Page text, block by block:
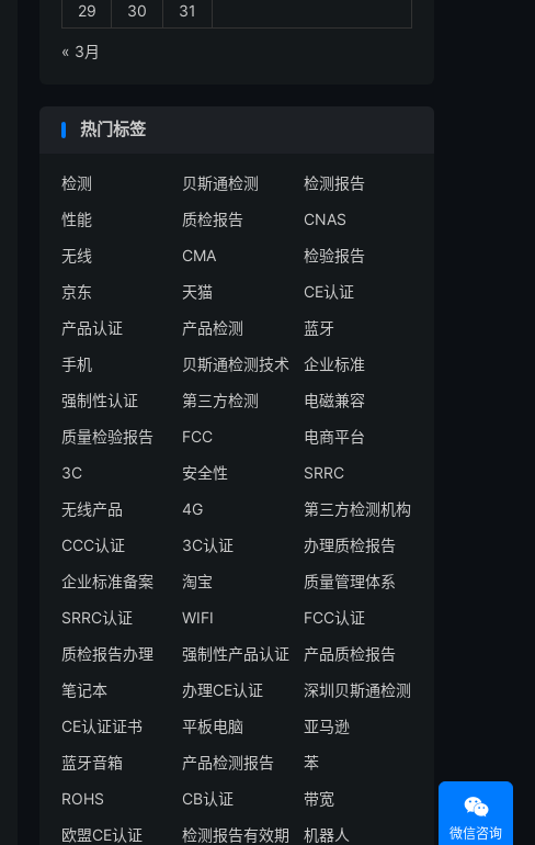
29
30 31
« 3月
热门标签
检测 贝斯通检测
检测报告
性能
质检报告
CNAS
无线
CMA
检验报告
京东
天猫
CE认证
产品认证
产品检测
蓝牙
手机
贝斯通检测技术
企业标准
强制性认证
第三方检测
电磁兼容
质量检验报告
FCC
电商平台
3C
安全性
SRRC
无线产品
4G
第三方检测机构
CCC认证
3C认证
办理质检报告
企业标准备案
淘宝
质量管理体系
SRRC认证
WIFI
FCC认证
质检报告办理
强制性产品认证
产品质检报告
笔记本
办理CE认证
深圳贝斯通检测
CE认证证书
平板电脑
亚马逊
蓝牙音箱
产品检测报告
苯
ROHS
CB认证
带宽
欧盟CE认证
检测报告有效期
机器人

微信咨询